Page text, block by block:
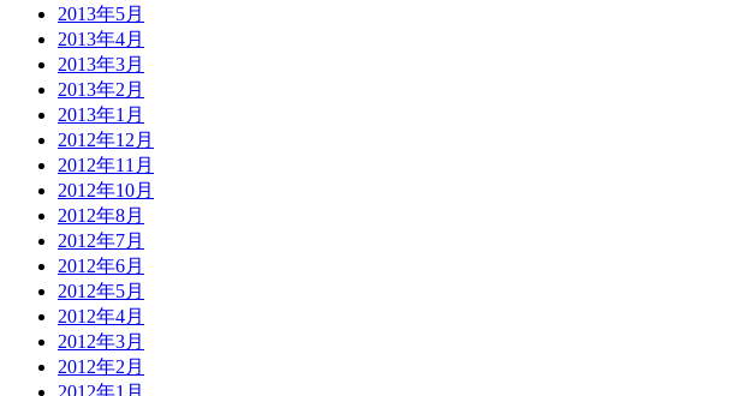
2013年5月
2013年4月
2013年3月
2013年2月
2013年1月
2012年12月
2012年11月
2012年10月
2012年8月
2012年7月
2012年6月
2012年5月
2012年4月
2012年3月
2012年2月
2012年1月